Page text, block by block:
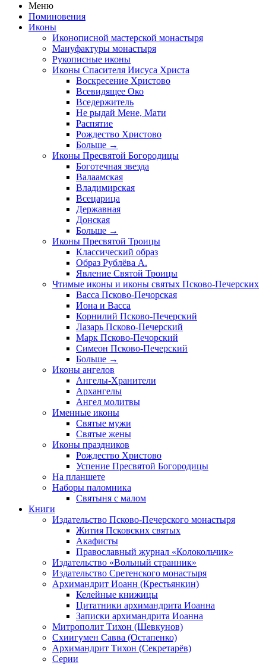
Меню
Поминовения
Иконы
Иконописной мастерской монастыря
Мануфактуры монастыря
Рукописные иконы
Иконы Спасителя Иисуса Христа
Воскресение Христово
Всевидящее Око
Вседержитель
Не рыдай Мене, Мати
Распятие
Рождество Христово
Больше →
Иконы Пресвятой Богородицы
Боготечная звезда
Валаамская
Владимирская
Всецарица
Державная
Донская
Больше →
Иконы Пресвятой Троицы
Классический образ
Образ Рублёва А.
Явление Святой Троицы
Чтимые иконы и иконы святых Псково-Печерских
Васса Псково-Печорская
Иона и Васса
Корнилий Псково-Печерский
Лазарь Псково-Печерский
Марк Псково-Печорский
Симеон Псково-Печерский
Больше →
Иконы ангелов
Ангелы-Хранители
Архангелы
Ангел молитвы
Именные иконы
Святые мужи
Святые жены
Иконы праздников
Рождество Христово
Успение Пресвятой Богородицы
На планшете
Наборы паломника
Святыня с малом
Книги
Издательство Псково-Печерского монастыря
Жития Псковских святых
Акафисты
Православный журнал «Колокольчик»
Издательство «Вольный странник»
Издательство Сретенского монастыря
Архимандрит Иоанн (Крестьянкин)
Келейные книжицы
Цитатники архимандрита Иоанна
Записки архимандрита Иоанна
Митрополит Тихон (Шевкунов)
Схиигумен Савва (Остапенко)
Архимандрит Тихон (Секретарёв)
Серии